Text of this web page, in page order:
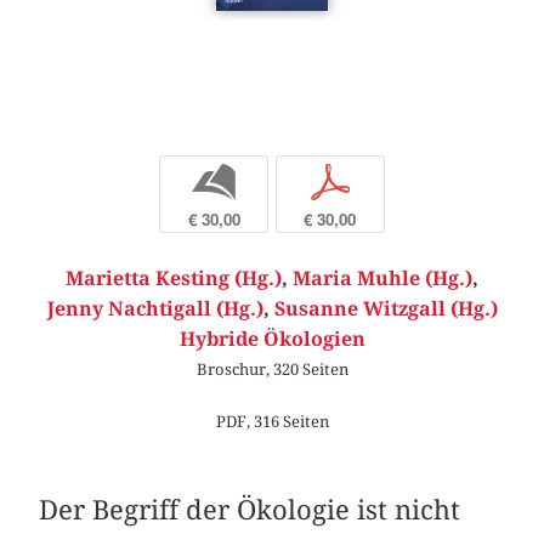
b
€ 30,00
p
€ 30,00
Marietta Kesting (Hg.), Maria Muhle (Hg.),
Jenny Nachtigall (Hg.), Susanne Witzgall (Hg.)
Hybride Ökologien
Broschur, 320 Seiten
PDF, 316 Seiten
Der Begriff der Ökologie ist nicht